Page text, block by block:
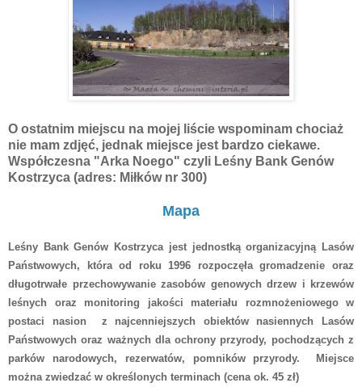
O ostatnim miejscu na mojej liście wspominam chociaż
nie mam zdjęć, jednak miejsce jest bardzo ciekawe.
Współczesna "Arka Noego" czyli Leśny Bank Genów
Kostrzyca (adres: Miłków nr 300)
Mapa
Leśny Bank Genów Kostrzyca jest jednostką organizacyjną Lasów
Państwowych, która od roku 1996 rozpoczęła gromadzenie oraz
długotrwałe przechowywanie zasobów genowych drzew i krzewów
leśnych oraz monitoring jakości materiału rozmnożeniowego w
postaci nasion z najcenniejszych obiektów nasiennych Lasów
Państwowych oraz ważnych dla ochrony przyrody, pochodzących z
parków narodowych, rezerwatów, pomników przyrody. Miejsce
można zwiedzać w określonych terminach (cena ok. 45 zł)